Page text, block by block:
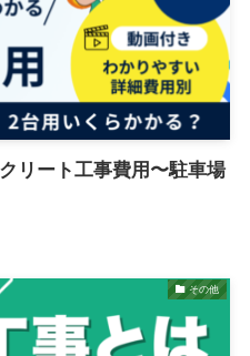
リート工事費用〜駐車場
その他